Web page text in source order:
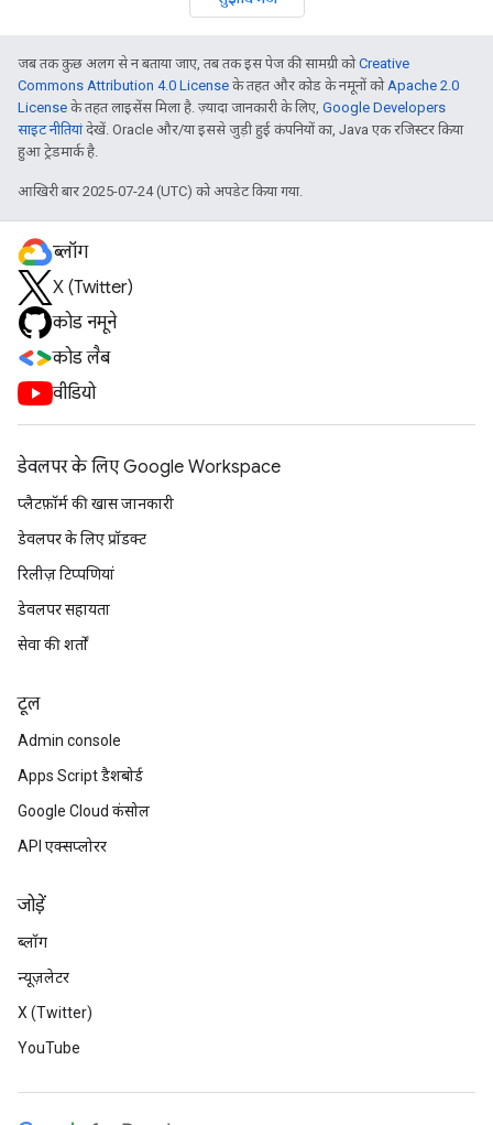
जब तक कुछ अलग से न बताया जाए, तब तक इस पेज की सामग्री कोCreative
Commons Attribution 4.0 License के तहत और कोड के नमूनों कोApache 2.0
License के तहत लाइसेंस मिला है. ज़्यादा जानकारी के लिए, Google Developers
साइट नीतियांदेखें. Oracle और/या इससे जुड़ी हुई कंपनियों का, Java एक रजिस्टर किया
हुआ ट्रेडमार्क है.
आखिरी बार 2025-07-24 (UTC) को अपडेट किया गया.
ब्लॉग
X (Twitter)
कोड नमूने
कोड लैब
वीडियो
डेवलपर के लिए Google Workspace
प्लैटफ़ॉर्म की खास जानकारी
डेवलपर के लिए प्रॉडक्ट
रिलीज़ टिप्पणियां
डेवलपर सहायता
सेवा की शर्तों
टूल
Admin console
Apps Script डैशबोर्ड
Google Cloud कंसोल
API एक्सप्लोरर
जोड़ें
ब्लॉग
न्यूज़लेटर
X (Twitter)
YouTube